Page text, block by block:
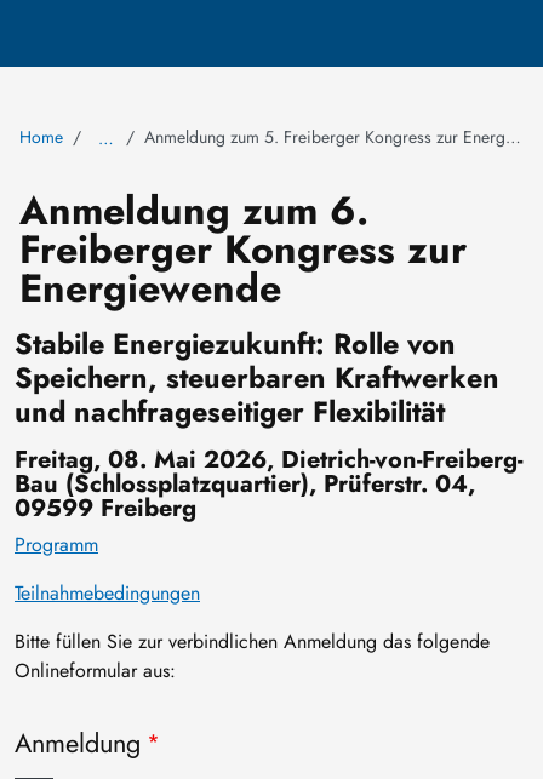
Home … Anmeldung zum 5. Freiberger Kongress zur Energiewende
Anmeldung zum 6.
Freiberger Kongress zur
Energiewende
Stabile Energiezukunft: Rolle von
Speichern, steuerbaren Kraftwerken
und nachfrageseitiger Flexibilität
Freitag, 08. Mai 2026, Dietrich-von-Freiberg-
Bau (Schlossplatzquartier), Prüferstr. 04,
09599 Freiberg
Programm
Teilnahmebedingungen
Bitte füllen Sie zur verbindlichen Anmeldung das folgende
Onlineformular aus:
Anmeldung